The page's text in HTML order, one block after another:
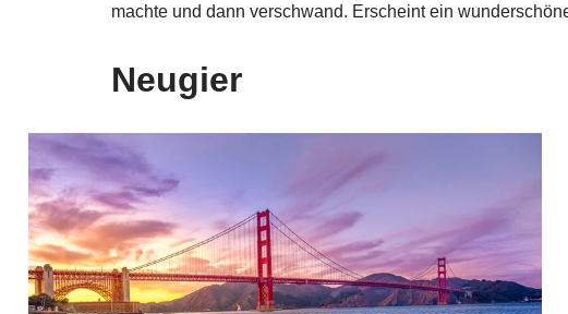
machte und dann verschwand. Erscheint ein
Neugier